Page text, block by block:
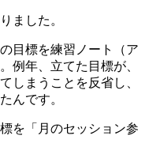
ました。
目標を練習ノート（ア
例年、立てた目標が、
しまうことを反省し、
んです。
を「月のセッション参